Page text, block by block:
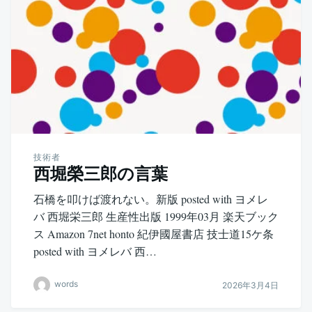
技術者
西堀榮三郎の言葉
石橋を叩けば渡れない。新版 posted with ヨメレ
バ 西堀栄三郎 生産性出版 1999年03月 楽天ブック
ス Amazon 7net honto 紀伊國屋書店 技士道15ケ条
posted with ヨメレバ 西…
words 2026年3月4日